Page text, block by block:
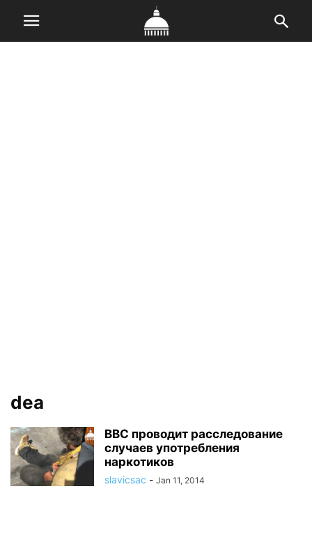
dea
ВВС проводит расследование
случаев употребления
наркотиков
slavicsac - Jan 11, 2014